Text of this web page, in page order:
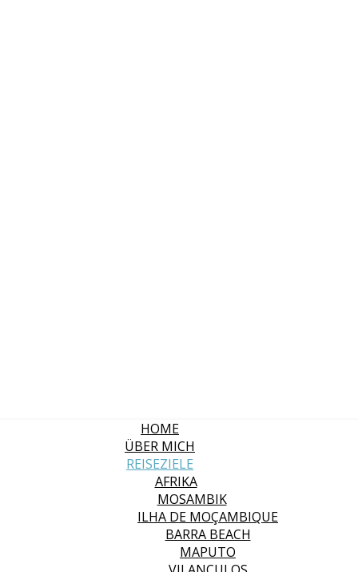
HOME
ÜBER MICH
REISEZIELE
AFRIKA
MOSAMBIK
ILHA DE MOÇAMBIQUE
BARRA BEACH
MAPUTO